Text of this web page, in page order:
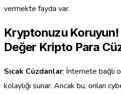
vermekte fayda var.
Kryptonuzu Koruyun!
Değer Kripto Para
Sıcak Cüzdanlar: İnternete bağlı
kolaylığı sunar. Ancak bu, onları